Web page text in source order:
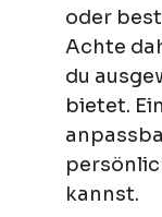
oder
Achte
du
bietet.
kannst.